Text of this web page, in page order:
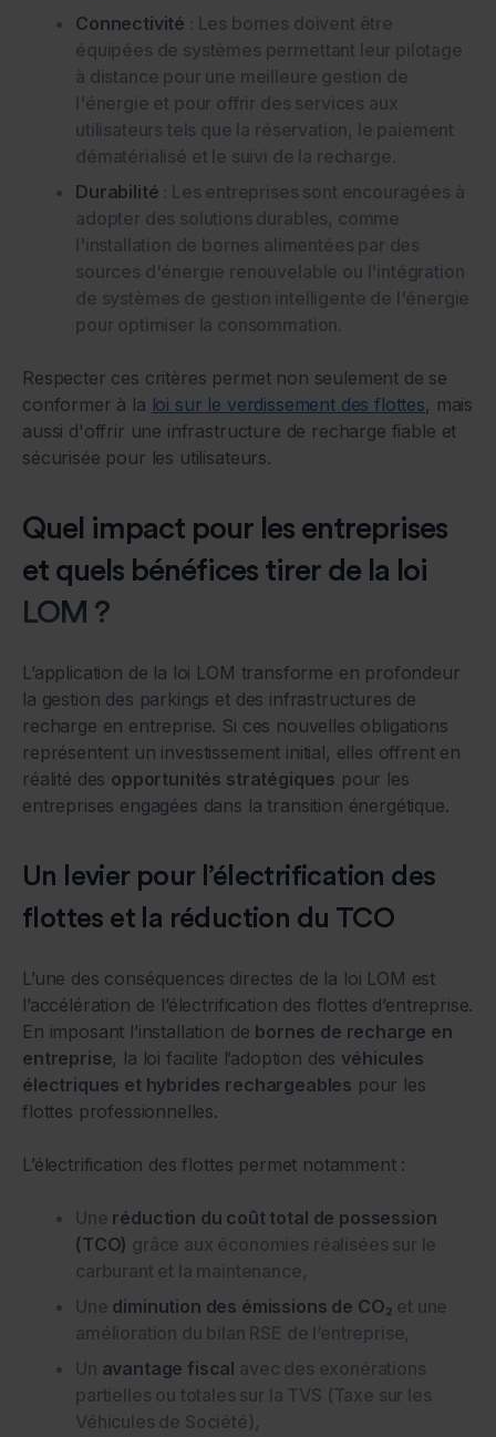
Connectivité : Les bornes doivent être
équipées de systèmes permettant leur pilotage
à distance pour une meilleure gestion de
l'énergie et pour offrir des services aux
utilisateurs tels que la réservation, le paiement
dématérialisé et le suivi de la recharge.
Durabilité : Les entreprises sont encouragées à
adopter des solutions durables, comme
l'installation de bornes alimentées par des
sources d'énergie renouvelable ou l'intégration
de systèmes de gestion intelligente de l'énergie
pour optimiser la consommation.
Respecter ces critères permet non seulement de se
conformer à la loi sur le verdissement des flottes, mais
aussi d'offrir une infrastructure de recharge fiable et
sécurisée pour les utilisateurs.
Quel impact pour les entreprises
et quels bénéfices tirer de la loi
LOM ?
L’application de la loi LOM transforme en profondeur
la gestion des parkings et des infrastructures de
recharge en entreprise. Si ces nouvelles obligations
représentent un investissement initial, elles offrent en
réalité des opportunités stratégiques pour les
entreprises engagées dans la transition énergétique.
Un levier pour l’électrification des
flottes et la réduction du TCO
L’une des conséquences directes de la loi LOM est
l’accélération de l’électrification des flottes d’entreprise.
En imposant l’installation de bornes de recharge en
entreprise, la loi facilite l’adoption des véhicules
électriques et hybrides rechargeables pour les
flottes professionnelles.
L’électrification des flottes permet notamment :
Une réduction du coût total de possession
(TCO) grâce aux économies réalisées sur le
carburant et la maintenance,
Une diminution des émissions de CO₂ et une
amélioration du bilan RSE de l’entreprise,
Un avantage fiscal avec des exonérations
partielles ou totales sur la TVS (Taxe sur les
Véhicules de Société),